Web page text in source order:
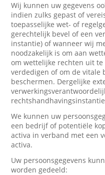
Wij kunnen uw gegevens
indien zulks gepast of
toepasselijke wet- of
gerechtelijk bevel of een
instantie) of wanneer wij
noodzakelijk is om aan
om wettelijke rechten uit
verdedigen of om de vitale
beschermen. Dergelijke
We kunnen uw
een bedrijf of potentiële
activa in verband met een
activa.
Uw persoonsgegevens
worden gedeeld: